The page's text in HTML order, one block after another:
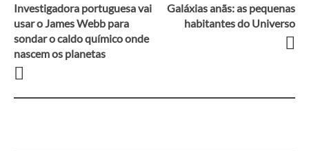
Navegação
entre
artigos
Investigadora portuguesa vai
usar o James Webb para
sondar o caldo químico onde
nascem os planetas
Galáxias anãs: as pequenas
habitantes do Universo